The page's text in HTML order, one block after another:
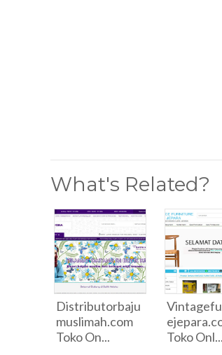
What's Related?
Distributorbaju
muslimah.com
Toko On...
Toko Onl...